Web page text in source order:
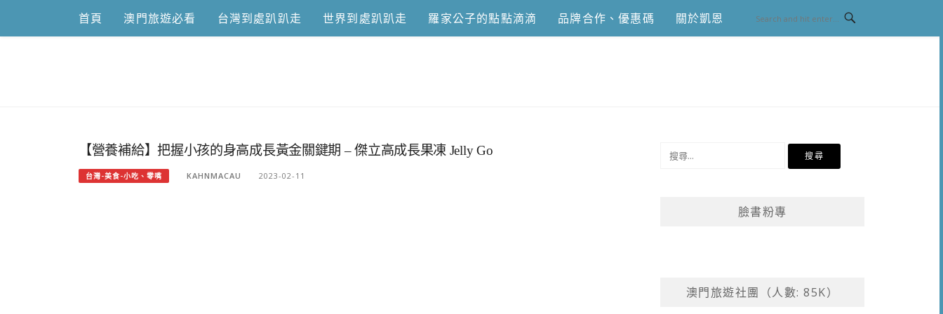
content
首頁 澳門旅遊必看 台灣到處趴趴走 世界到處趴趴走 羅家公子的點點滴滴 品牌合作、優惠碼 關於凱恩
【營養補給】把握小孩的身高成長黃金關鍵期 – 傑立高成長果凍 Jelly Go
台灣-美食-小吃、零嘴 KAHNMACAU 2023-02-11
臉書粉專
澳門旅遊社團（人數: 85K）